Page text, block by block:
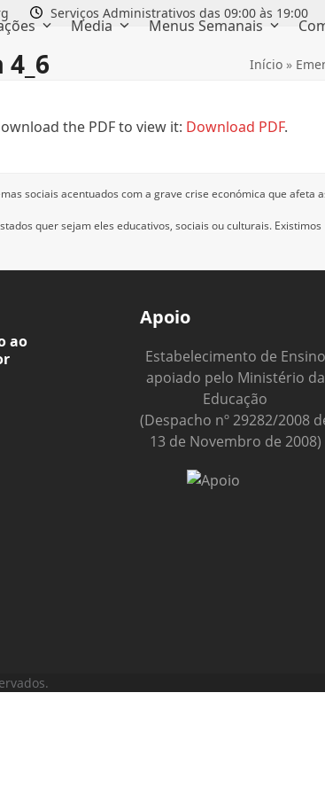
Serviços Administrativos das 09:00 às 19:00
Media Menus Semanais
Início »
the PDF to view it: Download PDF.
sociais acentuados com a grave crise económica que afeta
quer sejam eles educativos, sociais ou culturais. Existimos
ao
Apoio
Estabelecimento de Ensino
apoiado pelo Ministério da
Educação
(Despacho nº 29282/2008
13 de Novembro de 2008)